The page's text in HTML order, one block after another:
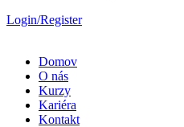
Login/Register
Domov
O nás
Kurzy
Kariéra
Kontakt